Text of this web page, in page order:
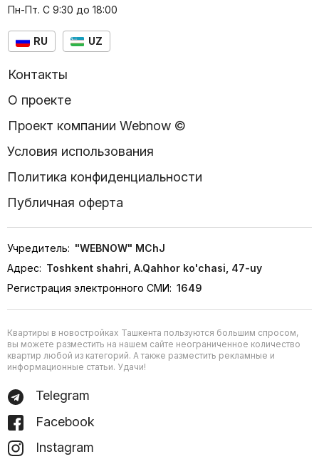
Пн-Пт. С 9:30 до 18:00
RU UZ
Контакты
О проекте
Проект компании Webnow ©
Условия использования
Политика конфиденциальности
Публичная оферта
Учредитель: "WEBNOW" MChJ
Адрес: Toshkent shahri, A.Qahhor ko'chasi, 47-uy
Регистрация электронного СМИ: 1649
Квартиры в новостройках Ташкента пользуются большим спросом,
вы можете разместить на нашем сайте неограниченное количество
квартир любой из категорий. А также разместить рекламные и
информационные статьи. Удачи!
Telegram
Facebook
Instagram